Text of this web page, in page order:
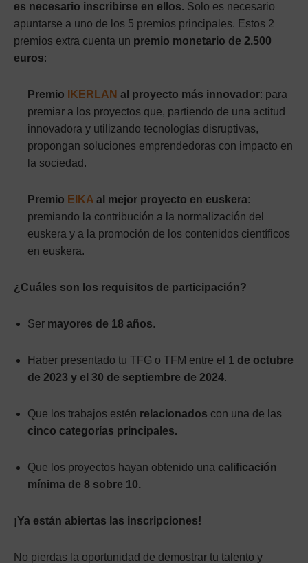
es necesario inscribirse en ellos. Solo es necesario
apuntarse a uno de los 5 premios principales. Estos 2
premios extra cuenta un premio monetario de 2.500
euros:
Premio IKERLAN al proyecto más innovador: para
premiar a los proyectos que, partiendo de una actitud
innovadora y utilizando tecnologías disruptivas,
propongan soluciones emprendedoras con impacto en
la sociedad.
Premio EIKA al mejor proyecto en euskera:
premiando la contribución a la normalización del
euskera y a la promoción de los contenidos científicos
en euskera.
¿Cuáles son los requisitos de participación?
Ser mayores de 18 años.
Haber presentado tu TFG o TFM entre el 1 de octubre
de 2023 y el 30 de septiembre de 2024.
Que los trabajos estén relacionados con una de las
cinco categorías principales.
Que los proyectos hayan obtenido una calificación
mínima de 8 sobre 10.
¡Ya están abiertas las inscripciones!
No pierdas la oportunidad de demostrar tu talento y